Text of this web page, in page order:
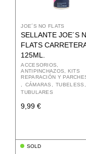
JOE´S NO FLATS
SELLANTE JOE´S
FLATS
125ML.
ACCESORIOS
ANTIPINCHAZOS, KITS
REPARACIÓN Y
CÁMARAS
TUBELESS
TUBULARES
9,99€
SOLD